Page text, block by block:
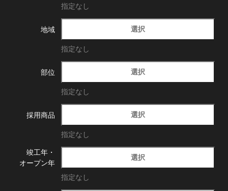
指定なし
地域 選択
指定なし
部位 選択
指定なし
採用商品 選択
指定なし
竣工年・
オープン年
選択
指定なし